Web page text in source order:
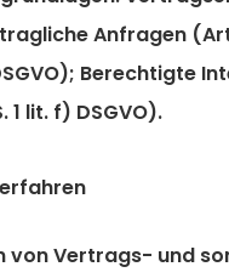
Anfragen (Art.
Berechtigte
1 lit. f) DSGVO).
von Vertrags- und